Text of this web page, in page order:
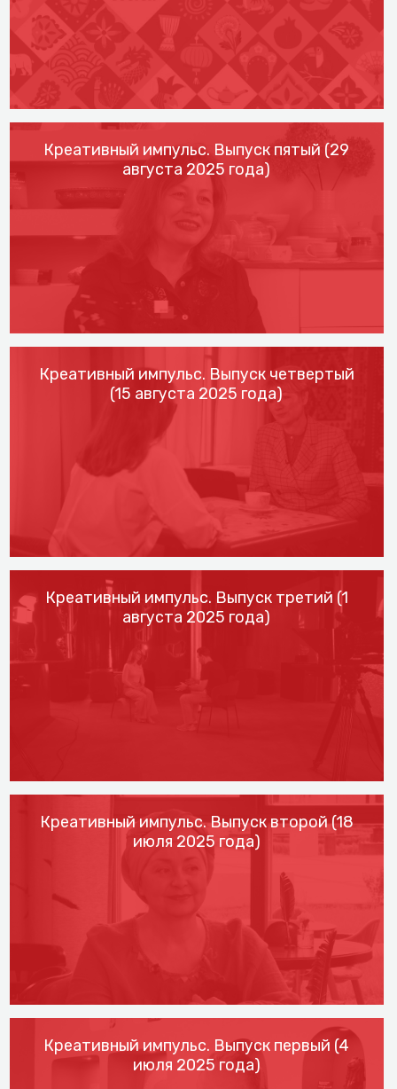
Креативный импульс. Выпуск пятый (29
августа 2025 года)
Креативный импульс. Выпуск четвертый
(15 августа 2025 года)
Креативный импульс. Выпуск третий (1
августа 2025 года)
Креативный импульс. Выпуск второй (18
июля 2025 года)
Креативный импульс. Выпуск первый (4
июля 2025 года)